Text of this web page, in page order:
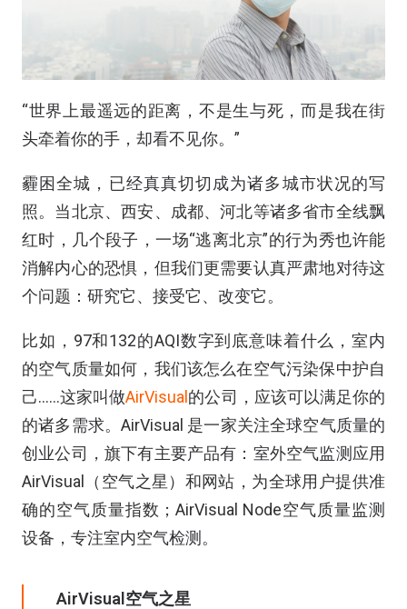
“世界上最遥远的距离，不是生与死，而是我在街
头牵着你的手，却看不见你。”
霾困全城，已经真真切切成为诸多城市状况的写
照。当北京、西安、成都、河北等诸多省市全线飘
红时，几个段子，一场“逃离北京”的行为秀也许能
消解内心的恐惧，但我们更需要认真严肃地对待这
个问题：研究它、接受它、改变它。
比如，97和132的AQI数字到底意味着什么，室内
的空气质量如何，我们该怎么在空气污染保中护自
己……这家叫做AirVisual的公司，应该可以满足你的
的诸多需求。AirVisual 是一家关注全球空气质量的
创业公司，旗下有主要产品有：室外空气监测应用
AirVisual（空气之星）和网站，为全球用户提供准
确的空气质量指数；AirVisual Node空气质量监测
设备，专注室内空气检测。
AirVisual空气之星